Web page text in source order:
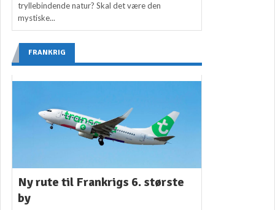
tryllebindende natur? Skal det være den
mystiske...
FRANKRIG
Ny rute til Frankrigs 6. største
by